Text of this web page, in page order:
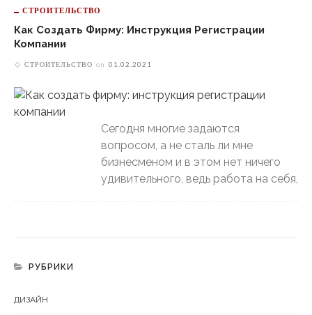
СТРОИТЕЛЬСТВО
Как Создать Фирму: Инструкция Регистрации
Компании
СТРОИТЕЛЬСТВО on 01.02.2021
Сегодня многие задаются
вопросом, а не сталь ли мне
бизнесменом и в этом нет ничего
удивительного, ведь работа на себя,
РУБРИКИ
ДИЗАЙН